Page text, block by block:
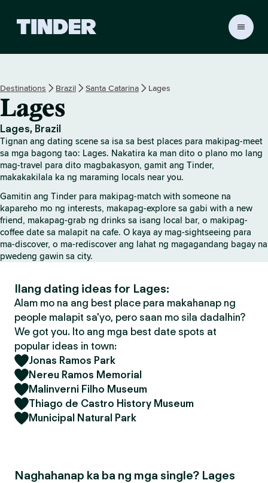
r
e
Destinations Brazil Santa Catarina Lages
Lages
Lages, Brazil
Tignan ang dating scene sa isa sa best places para makipag-meet
sa mga bagong tao: Lages. Nakatira ka man dito o plano mo lang
mag-travel para dito magbakasyon, gamit ang Tinder,
makakakilala ka ng maraming locals near you.
Gamitin ang Tinder para makipag-match with someone na
kapareho mo ng interests, makapag-explore sa gabi with a new
friend, makapag-grab ng drinks sa isang local bar, o makipag-
coffee date sa malapit na cafe. O kaya ay mag-sightseeing para
ma-discover, o ma-rediscover ang lahat ng magagandang bagay na
pwedeng gawin sa city.
Ilang dating ideas for Lages:
Alam mo na ang best place para makahanap ng
people malapit sa'yo, pero saan mo sila dadalhin?
We got you. Ito ang mga best date spots at
popular ideas in town:
Jonas Ramos Park
Nereu Ramos Memorial
Malinverni Filho Museum
Thiago de Castro History Museum
Municipal Natural Park
Naghahanap ka ba ng mga single? Lages